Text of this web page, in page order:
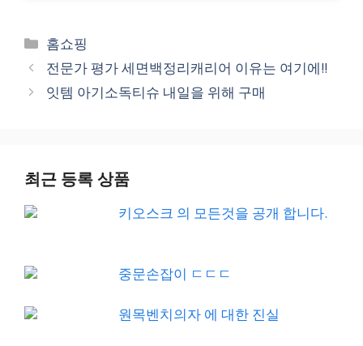
Categories
홈쇼핑
전문가 평가 세면백정리캐리어 이유는 여기에!!
잇템 아기소독티슈 내일을 위해 구매
최근 등록 상품
키오스크 의 모든것을 공개 합니다.
중문손잡이 ㄷㄷㄷ
원목벤치의자 에 대한 진실